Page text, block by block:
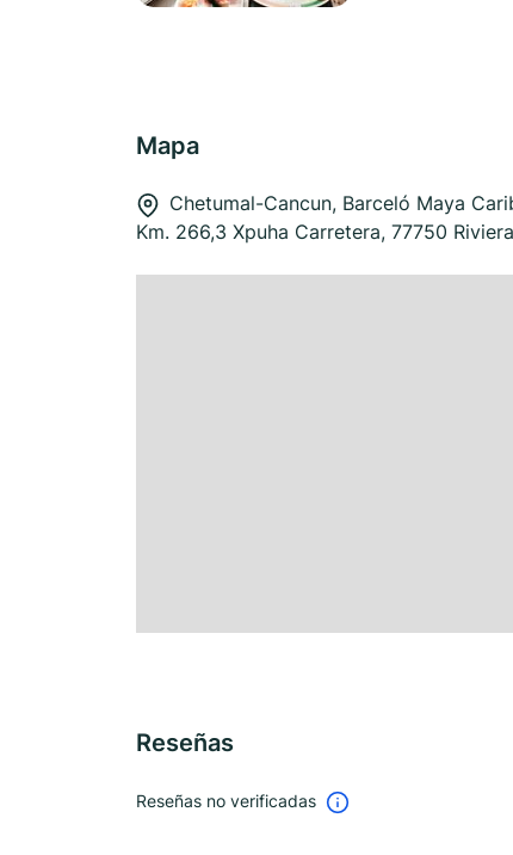
Mapa
Chetumal-Cancun, Barceló Maya
Km. 266,3 Xpuha Carretera, 77750
Reseñas
Reseñas no verificadas